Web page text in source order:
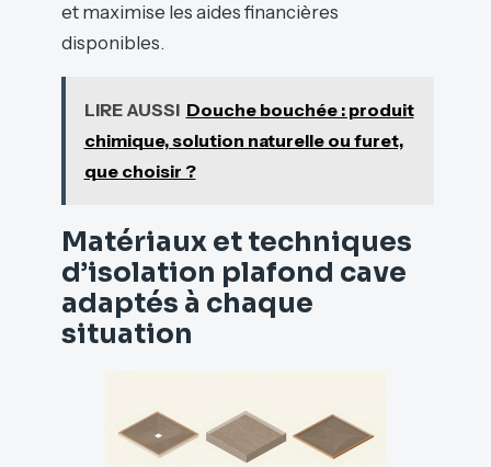
et maximise les aides financières
disponibles.
LIRE AUSSI Douche bouchée : produit
chimique, solution naturelle ou furet,
que choisir ?
Matériaux et techniques
d’isolation plafond cave
adaptés à chaque
situation